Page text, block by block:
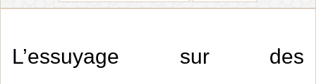
🔔تتابع كل جديد بخطوة واحدة
L’essuyage sur des